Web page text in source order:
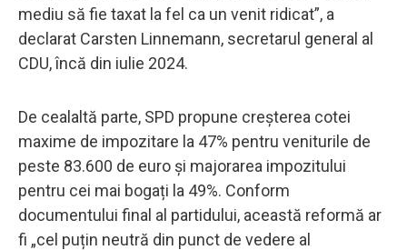
mediu să fie taxat la fel ca un venit ridicat”, a
declarat Carsten Linnemann, secretarul general al
CDU, încă din iulie 2024.
De cealaltă parte, SPD propune creșterea cotei
maxime de impozitare la 47% pentru veniturile de
peste 83.600 de euro și majorarea impozitului
pentru cei mai bogați la 49%. Conform
documentului final al partidului, această reformă ar
fi „cel puțin neutră din punct de vedere al